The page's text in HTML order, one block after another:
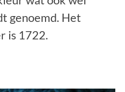
genoemd. Het
is 1722.